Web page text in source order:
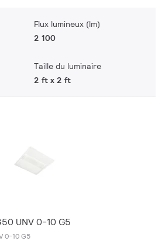
Flux lumineux (lm)
2 100
Taille du luminaire
2 ft x 2 ft
UNV 0-10 G5
0-10 G5